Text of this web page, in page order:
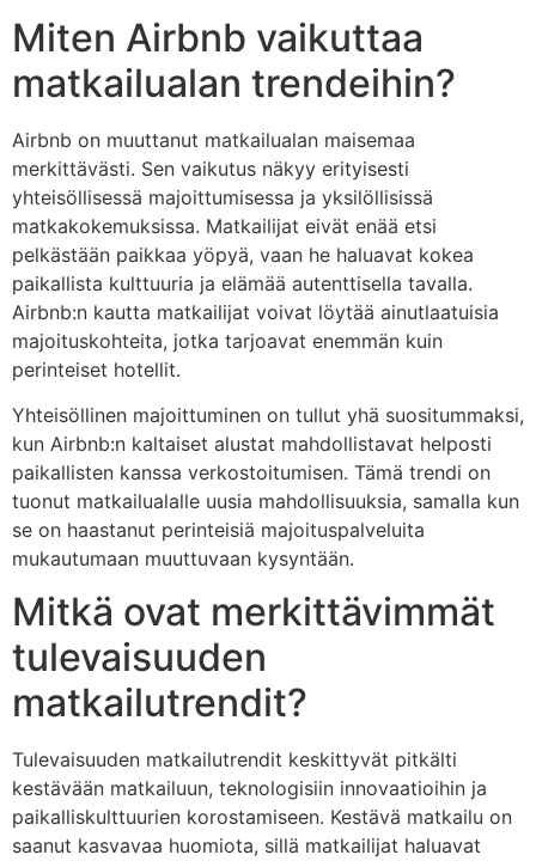
Miten Airbnb vaikuttaa
matkailualan trendeihin?
Airbnb on muuttanut matkailualan maisemaa
merkittävästi. Sen vaikutus näkyy erityisesti
yhteisöllisessä majoittumisessa ja yksilöllisissä
matkakokemuksissa. Matkailijat eivät enää etsi
pelkästään paikkaa yöpyä, vaan he haluavat kokea
paikallista kulttuuria ja elämää autenttisella tavalla.
Airbnb:n kautta matkailijat voivat löytää ainutlaatuisia
majoituskohteita, jotka tarjoavat enemmän kuin
perinteiset hotellit.
Yhteisöllinen majoittuminen on tullut yhä suositummaksi,
kun Airbnb:n kaltaiset alustat mahdollistavat helposti
paikallisten kanssa verkostoitumisen. Tämä trendi on
tuonut matkailualalle uusia mahdollisuuksia, samalla kun
se on haastanut perinteisiä majoituspalveluita
mukautumaan muuttuvaan kysyntään.
Mitkä ovat merkittävimmät
tulevaisuuden
matkailutrendit?
Tulevaisuuden matkailutrendit keskittyvät pitkälti
kestävään matkailuun, teknologisiin innovaatioihin ja
paikalliskulttuurien korostamiseen. Kestävä matkailu on
saanut kasvavaa huomiota, sillä matkailijat haluavat